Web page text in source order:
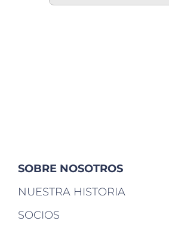
SOBRE NOSOTROS
NUESTRA HISTORIA
SOCIOS